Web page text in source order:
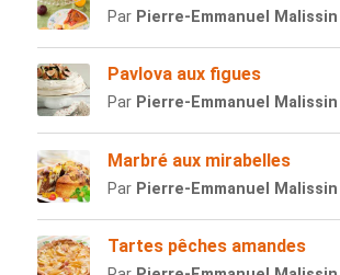
Par Pierre-Emmanuel Malissin
Pavlova aux figues
Par Pierre-Emmanuel Malissin
Marbré aux mirabelles
Par Pierre-Emmanuel Malissin
Tartes pêches amandes